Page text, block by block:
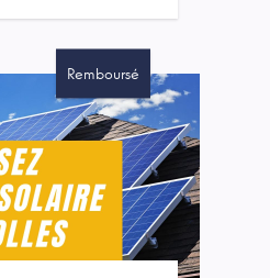
Remboursé